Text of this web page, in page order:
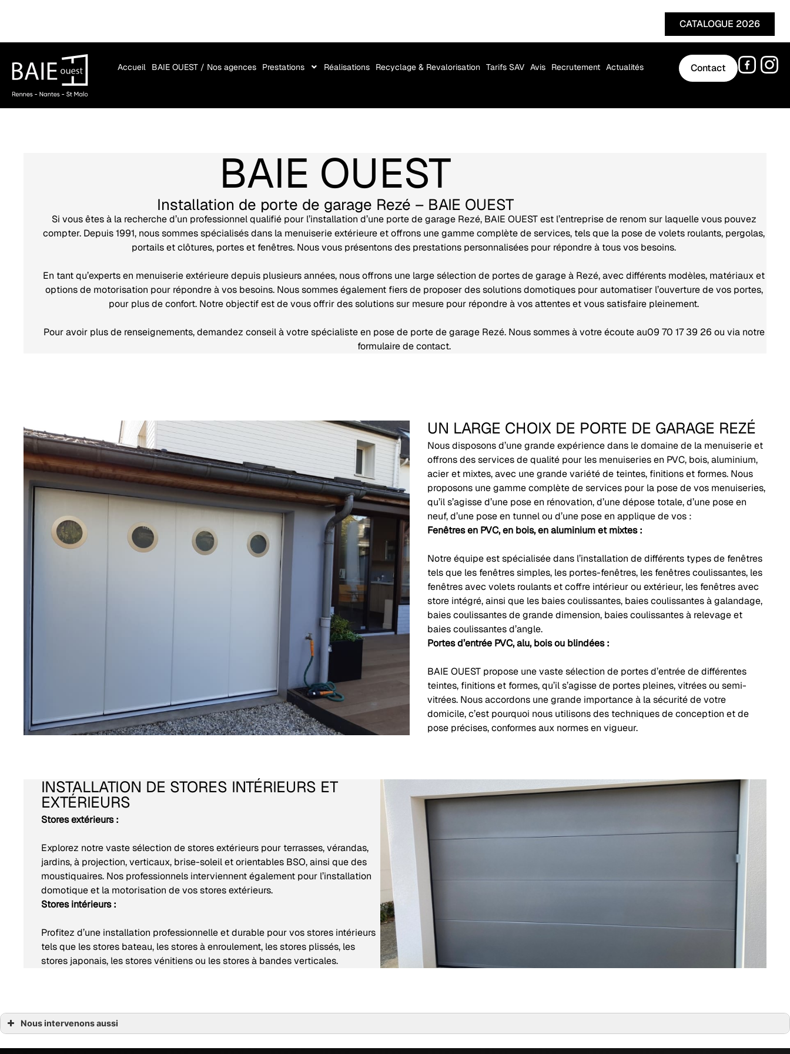
CATALOGUE 2026
Accueil BAIE OUEST / Nos agences Prestations Réalisations Recyclage & Revalorisation Tarifs SAV Avis Recrutement Actualités Contact
BAIE OUEST
Installation de porte de garage Rezé – BAIE OUEST
Si vous êtes à la recherche d’un professionnel qualifié pour l’installation d’une porte de garage Rezé, BAIE OUEST est l’entreprise de renom sur laquelle vous pouvez
compter. Depuis 1991, nous sommes spécialisés dans la menuiserie extérieure et offrons une gamme complète de services, tels que la pose de volets roulants, pergolas,
portails et clôtures, portes et fenêtres. Nous vous présentons des prestations personnalisées pour répondre à tous vos besoins.
En tant qu’experts en menuiserie extérieure depuis plusieurs années, nous offrons une large sélection de portes de garage à Rezé, avec différents modèles, matériaux et
options de motorisation pour répondre à vos besoins. Nous sommes également fiers de proposer des solutions domotiques pour automatiser l’ouverture de vos portes,
pour plus de confort. Notre objectif est de vous offrir des solutions sur mesure pour répondre à vos attentes et vous satisfaire pleinement.
Pour avoir plus de renseignements, demandez conseil à votre spécialiste en pose de porte de garage Rezé. Nous sommes à votre écoute au09 70 17 39 26 ou via notre
formulaire de contact.
UN LARGE CHOIX DE PORTE DE GARAGE REZÉ
Nous disposons d’une grande expérience dans le domaine de la menuiserie et
offrons des services de qualité pour les menuiseries en PVC, bois, aluminium,
acier et mixtes, avec une grande variété de teintes, finitions et formes. Nous
proposons une gamme complète de services pour la pose de vos menuiseries,
qu’il s’agisse d’une pose en rénovation, d’une dépose totale, d’une pose en
neuf, d’une pose en tunnel ou d’une pose en applique de vos :
Fenêtres en PVC, en bois, en aluminium et mixtes :
Notre équipe est spécialisée dans l’installation de différents types de fenêtres
tels que les fenêtres simples, les portes-fenêtres, les fenêtres coulissantes, les
fenêtres avec volets roulants et coffre intérieur ou extérieur, les fenêtres avec
store intégré, ainsi que les baies coulissantes, baies coulissantes à galandage,
baies coulissantes de grande dimension, baies coulissantes à relevage et
baies coulissantes d’angle.
Portes d’entrée PVC, alu, bois ou blindées :
BAIE OUEST propose une vaste sélection de portes d’entrée de différentes
teintes, finitions et formes, qu’il s’agisse de portes pleines, vitrées ou semi-
vitrées. Nous accordons une grande importance à la sécurité de votre
domicile, c’est pourquoi nous utilisons des techniques de conception et de
pose précises, conformes aux normes en vigueur.
INSTALLATION DE STORES INTÉRIEURS ET
EXTÉRIEURS
Stores extérieurs :
Explorez notre vaste sélection de stores extérieurs pour terrasses, vérandas,
jardins, à projection, verticaux, brise-soleil et orientables BSO, ainsi que des
moustiquaires. Nos professionnels interviennent également pour l’installation
domotique et la motorisation de vos stores extérieurs.
Stores intérieurs :
Profitez d’une installation professionnelle et durable pour vos stores intérieurs
tels que les stores bateau, les stores à enroulement, les stores plissés, les
stores japonais, les stores vénitiens ou les stores à bandes verticales.
Nous intervenons aussi